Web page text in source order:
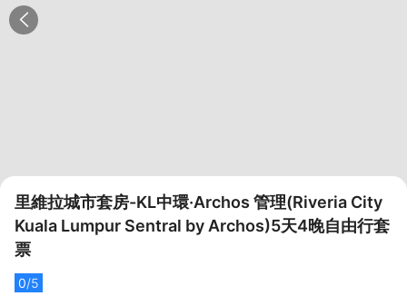
里維拉城市套房-KL中環·Archos 管理(Riveria City
Kuala Lumpur Sentral by Archos)5天4晚自由行套
票
0/5